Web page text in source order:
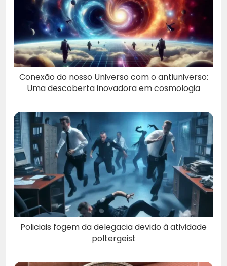
Conexão do nosso Universo com o antiuniverso:
Uma descoberta inovadora em cosmologia
Policiais fogem da delegacia devido à atividade
poltergeist